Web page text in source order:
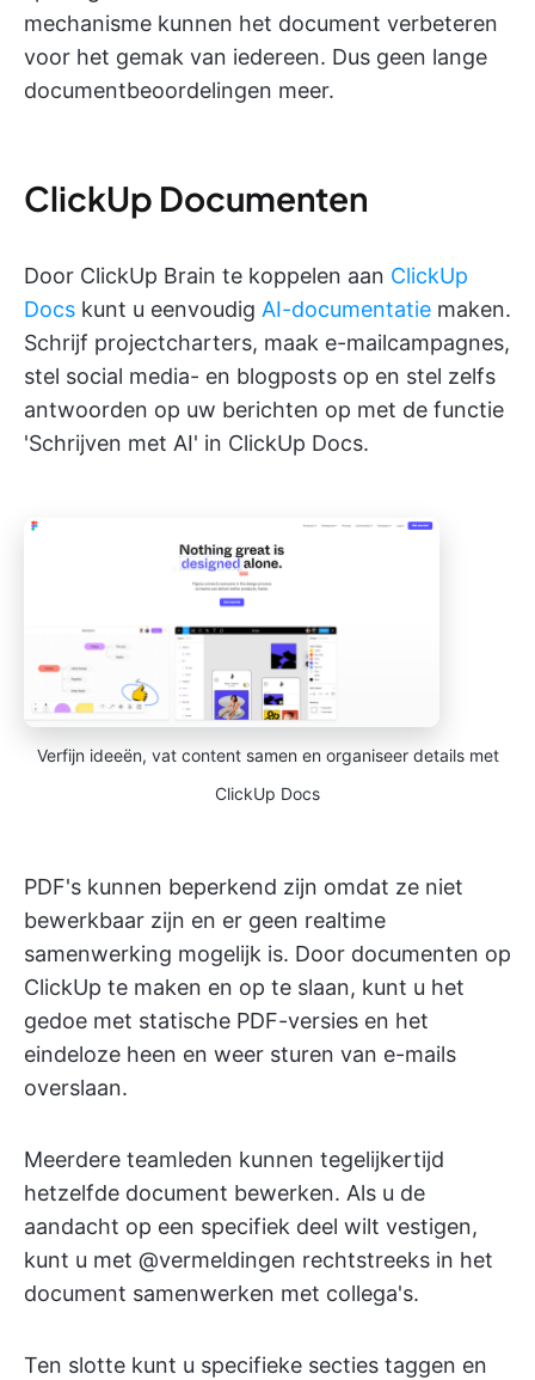
mechanisme kunnen het document verbeteren
voor het gemak van iedereen. Dus geen lange
documentbeoordelingen meer.
ClickUp Documenten
Door ClickUp Brain te koppelen aan ClickUp
Docs kunt u eenvoudig AI-documentatie maken.
Schrijf projectcharters, maak e-mailcampagnes,
stel social media- en blogposts op en stel zelfs
antwoorden op uw berichten op met de functie
'Schrijven met AI' in ClickUp Docs.
Verfijn ideeën, vat content samen en organiseer details met
ClickUp Docs
PDF's kunnen beperkend zijn omdat ze niet
bewerkbaar zijn en er geen realtime
samenwerking mogelijk is. Door documenten op
ClickUp te maken en op te slaan, kunt u het
gedoe met statische PDF-versies en het
eindeloze heen en weer sturen van e-mails
overslaan.
Meerdere teamleden kunnen tegelijkertijd
hetzelfde document bewerken. Als u de
aandacht op een specifiek deel wilt vestigen,
kunt u met @vermeldingen rechtstreeks in het
document samenwerken met collega's.
Ten slotte kunt u specifieke secties taggen en